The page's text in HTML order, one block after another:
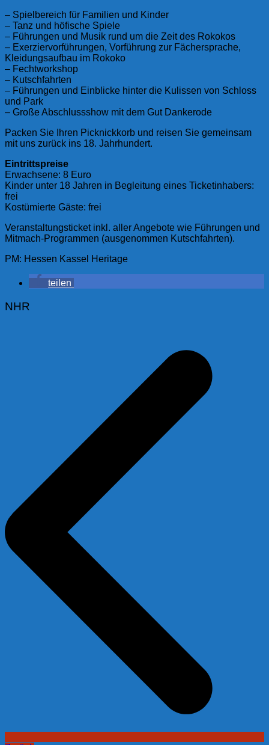
– Spielbereich für Familien und Kinder
– Tanz und höfische Spiele
– Führungen und Musik rund um die Zeit des Rokokos
– Exerziervorführungen, Vorführung zur Fächersprache,
Kleidungsaufbau im Rokoko
– Fechtworkshop
– Kutschfahrten
– Führungen und Einblicke hinter die Kulissen von Schloss
und Park
– Große Abschlussshow mit dem Gut Dankerode
Packen Sie Ihren Picknickkorb und reisen Sie gemeinsam
mit uns zurück ins 18. Jahrhundert.
Eintrittspreise
Erwachsene: 8 Euro
Kinder unter 18 Jahren in Begleitung eines Ticketinhabers:
frei
Kostümierte Gäste: frei
Veranstaltungsticket inkl. aller Angebote wie Führungen und
Mitmach-Programmen (ausgenommen Kutschfahrten).
PM: Hessen Kassel Heritage
teilen
NHR